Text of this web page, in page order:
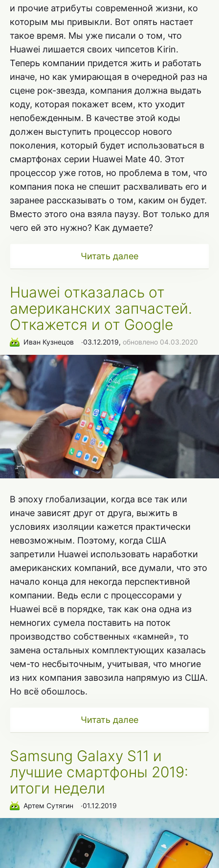
и прочие атрибуты современной жизни, ко
которым мы привыкли. Вот опять настает
такое время. Мы уже писали о том, что
Huawei лишается своих чипсетов Kirin.
Теперь компании придется жить и работать
иначе, но как умирающая в очередной раз на
сцене рок-звезда, компания должна выдать
коду, которая покажет всем, кто уходит
непобежденным. В качестве этой коды
должен выступить процессор нового
поколения, который будет использоваться в
смартфонах серии Huawei Mate 40. Этот
процессор уже готов, но проблема в том, что
компания пока не спешит расхваливать его и
заранее рассказывать о том, каким он будет.
Вместо этого она взяла паузу. Вот только для
чего ей это нужно? Как думаете?
Читать далее
Huawei отказалась от
американских запчастей.
Откажется и от Google
Иван Кузнецов ∙03.12.2019, обновлено 04.03.2020
В эпоху глобализации, когда все так или
иначе зависят друг от друга, выжить в
условиях изоляции кажется практически
невозможным. Поэтому, когда США
запретили Huawei использовать наработки
американских компаний, все думали, что это
начало конца для некогда перспективной
компании. Ведь если с процессорами у
Huawei всё в порядке, так как она одна из
немногих сумела поставить на поток
производство собственных «камней», то
замена остальных комплектующих казалась
чем-то несбыточным, учитывая, что многие
из них компания завозила напрямую из США.
Но всё обошлось.
Читать далее
Samsung Galaxy S11 и
лучшие смартфоны 2019:
итоги недели
Артем Сутягин ∙01.12.2019